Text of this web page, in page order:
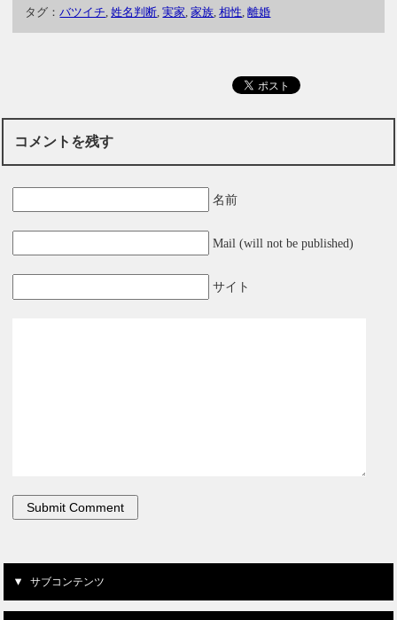
タグ：バツイチ ,姓名判断 ,実家 ,家族 ,相性 ,離婚
コメントを残す
名前
Mail (will not be published)
サイト
サブコンテンツ